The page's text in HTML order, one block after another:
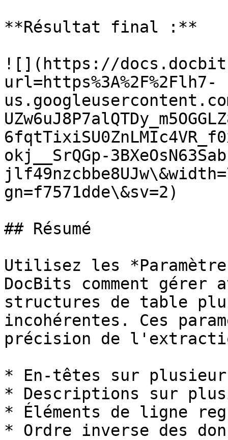
**Résultat final :**
![](https://
url=https%3A%2F%2Flh7-
okj__SrQGp-
gn=f7571dde\&sv=2)
## Résumé
Utilisez les
DocBits comment gérer
structures de table
incohérentes. Ces
précision de
* En-têtes sur
* Descriptions sur
* Éléments de ligne
* Ordre inverse des